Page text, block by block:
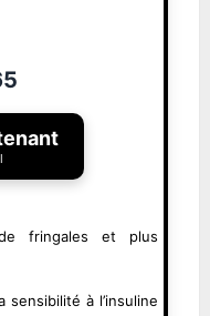
fringales et plus
sensibilité à l’insuline